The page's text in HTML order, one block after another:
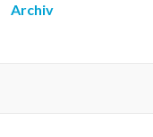
Archiv